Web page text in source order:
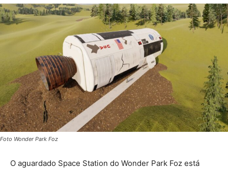
Foto Wonder Park Foz
O aguardado Space Station do Wonder Park Foz está